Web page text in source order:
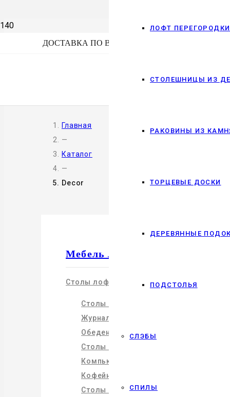
ДОСТАВКА ПО ВСЕЙ РОССИИ ЛЮБОЙ ТК
ЛОФТ ПЕРЕГОРОДКИ
СТОЛЕШНИЦЫ ИЗ
РАКОВИНЫ ИЗ
ТОРЦЕВЫЕ ДОСКИ
ДЕРЕВЯННЫЕ
ПОДСТОЛЬЯ
СЛЭБЫ
СПИЛЫ
Главная
—
Каталог
—
Decor
Мебель лофт
Столы лофт
Столы из эпоксидной смолы
Журнальные столики
Обеденные столы
Столы офисные
Компьютерные столы
Кофейные столики
Столы из слэба